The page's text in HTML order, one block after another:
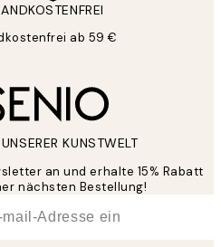
ab 59 €
KUNSTWELT
an und erhalte 15% Rabatt
nächsten Bestellung!